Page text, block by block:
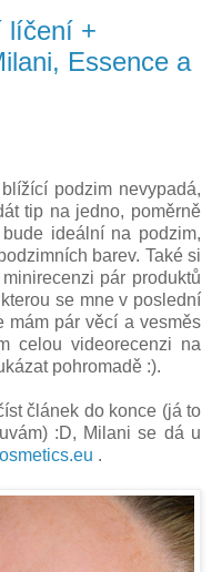
líčení +
Essence a
podzim nevypadá,
tip na jedno, poměrně
ideální na podzim,
barev. Také si
pár produktů
se mne v poslední
mám pár věcí a vesměs
celou videorecenzi na
pohromadě :).
článek do konce (já to
:D, Milani se dá u
.